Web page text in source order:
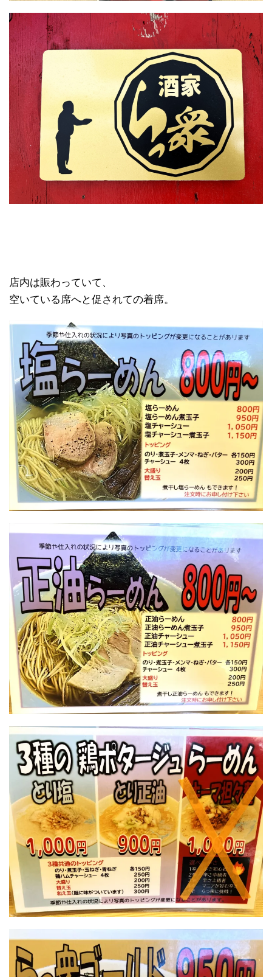
店内は賑わっていて、
空いている席へと促されての着席。